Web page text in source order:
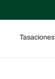
Tasaciones